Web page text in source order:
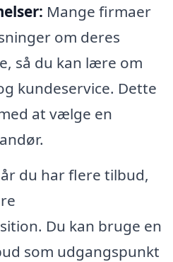
Mange firmaer
om deres
så du kan lære om
kundeservice. Dette
at vælge en
du har flere tilbud,
Du kan bruge en
som udgangspunkt